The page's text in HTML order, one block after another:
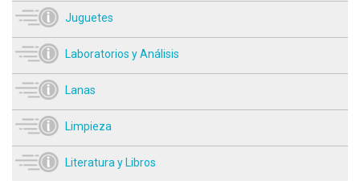
Juguetes
Laboratorios y Análisis
Lanas
Limpieza
Literatura y Libros